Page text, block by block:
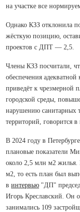
на участке все
Однако КЗЗ отклонила
жёсткую позицию,
проектов с ДПТ — 2,5.
Члены КЗЗ посчитали,
обеспечения
приведёт к чрезмерной
городской среды,
нарушению санитарных
территорий, говорится
В 2024 году в
плановые показатели
около 2,5 млн м2 жилья.
м2, то есть план был
в интервью "ДП"
Игорь Креславский. Он
занимались 109